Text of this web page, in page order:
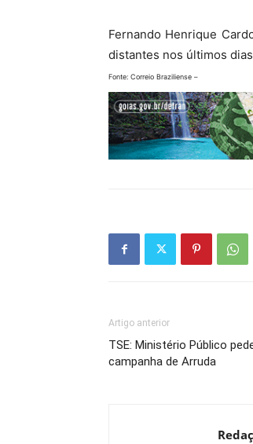
Fernando Henrique
distantes nos últimos
Fonte: Correio Braziliense –
Artigo anterior
TSE: Ministério Público
campanha de Arruda